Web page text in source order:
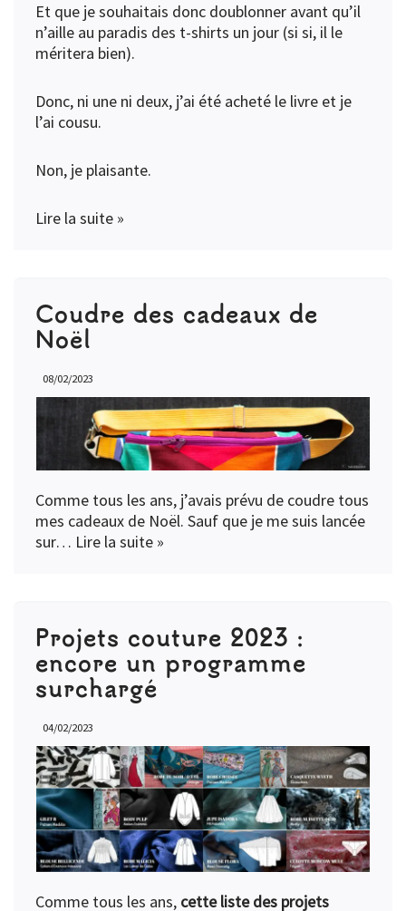
Et que je souhaitais donc doublonner avant qu’il
n’aille au paradis des t-shirts un jour (si si, il le
méritera bien).
Donc, ni une ni deux, j’ai été acheté le livre et je
l’ai cousu.
Non, je plaisante.
Lire la suite »
Coudre des cadeaux de
Noël
08/02/2023
Comme tous les ans, j’avais prévu de coudre tous
mes cadeaux de Noël. Sauf que je me suis lancée
sur… Lire la suite »
Projets couture 2023 :
encore un programme
surchargé
04/02/2023
Comme tous les ans, cette liste des projets